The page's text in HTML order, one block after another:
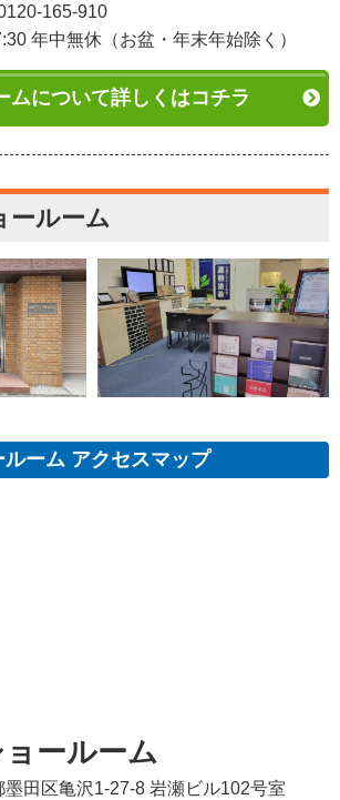
165-910
年中無休（お盆・年末年始除く）
ムについて詳しくはコチラ
ールーム
ーム アクセスマップ
ールーム
田区亀沢1-27-8 岩瀬ビル102号室